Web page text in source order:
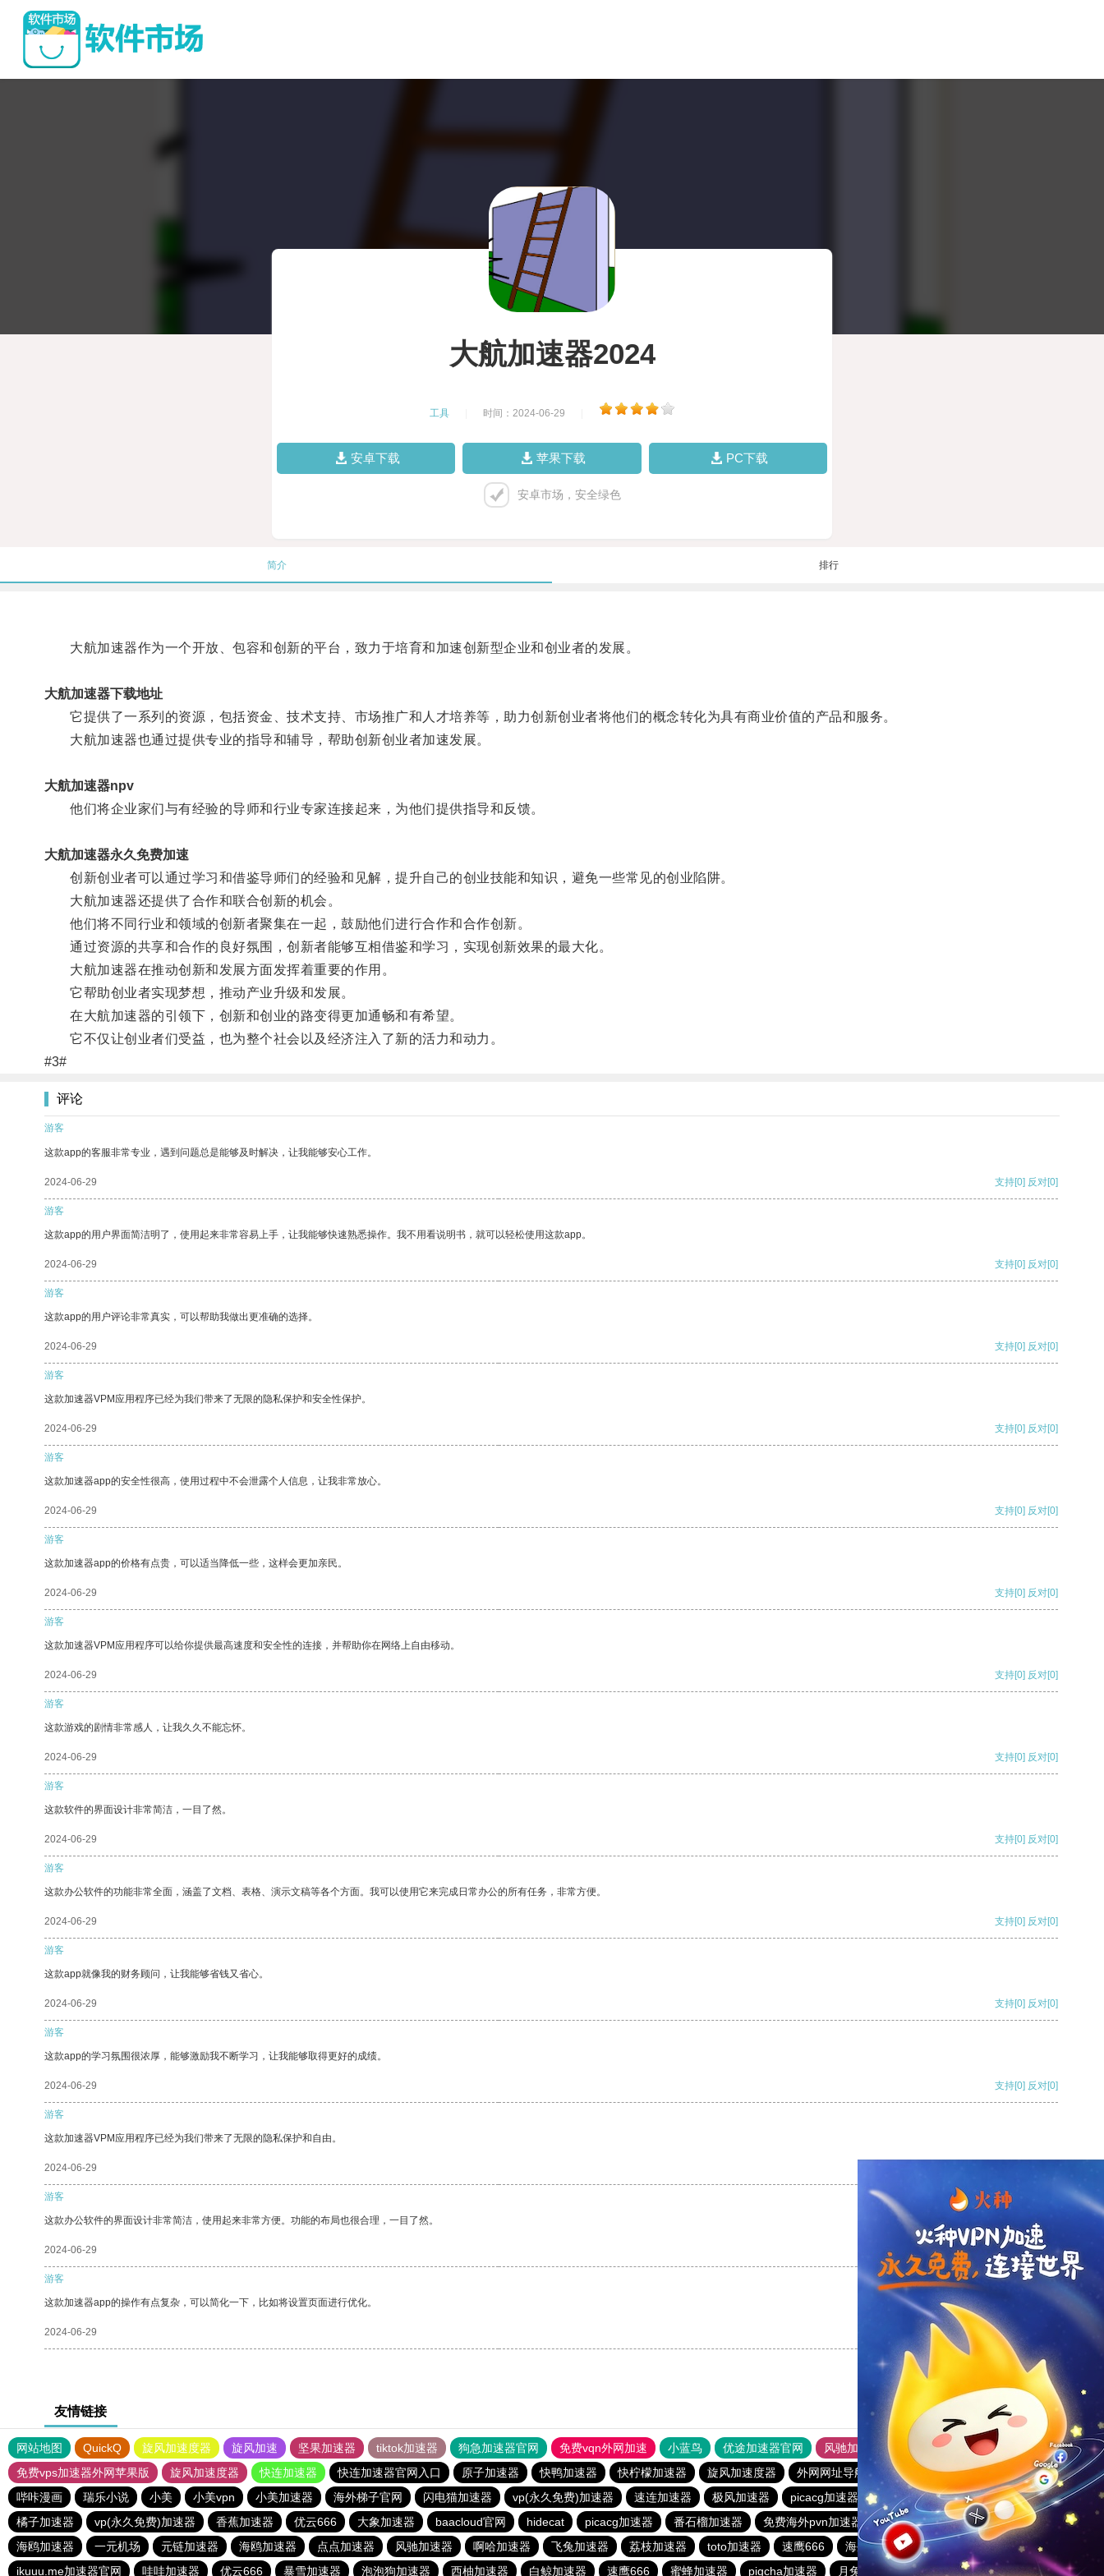
大航加速器2024
工具 时间：2024-06-29
安卓下载 苹果下载 PC下载
安卓市场，安全绿色
简介 排行
大航加速器作为一个开放、包容和创新的平台，致力于培育和加速创新型企业和创业者的发展。
大航加速器下载地址
它提供了一系列的资源，包括资金、技术支持、市场推广和人才培养等，助力创新创业者将他们的概念转化为具有商业价值的产品和服务。
大航加速器也通过提供专业的指导和辅导，帮助创新创业者加速发展。
大航加速器npv
他们将企业家们与有经验的导师和行业专家连接起来，为他们提供指导和反馈。
大航加速器永久免费加速
创新创业者可以通过学习和借鉴导师们的经验和见解，提升自己的创业技能和知识，避免一些常见的创业陷阱。
大航加速器还提供了合作和联合创新的机会。
他们将不同行业和领域的创新者聚集在一起，鼓励他们进行合作和合作创新。
通过资源的共享和合作的良好氛围，创新者能够互相借鉴和学习，实现创新效果的最大化。
大航加速器在推动创新和发展方面发挥着重要的作用。
它帮助创业者实现梦想，推动产业升级和发展。
在大航加速器的引领下，创新和创业的路变得更加通畅和有希望。
它不仅让创业者们受益，也为整个社会以及经济注入了新的活力和动力。
#3#
评论
游客
这款app的客服非常专业，遇到问题总是能够及时解决，让我能够安心工作。
2024-06-29 支持[0] 反对[0]
游客
这款app的用户界面简洁明了，使用起来非常容易上手，让我能够快速熟悉操作。我不用看说明书，就可以轻松使用这款app。
2024-06-29 支持[0] 反对[0]
游客
这款app的用户评论非常真实，可以帮助我做出更准确的选择。
2024-06-29 支持[0] 反对[0]
游客
这款加速器VPM应用程序已经为我们带来了无限的隐私保护和安全性保护。
2024-06-29 支持[0] 反对[0]
游客
这款加速器app的安全性很高，使用过程中不会泄露个人信息，让我非常放心。
2024-06-29 支持[0] 反对[0]
游客
这款加速器app的价格有点贵，可以适当降低一些，这样会更加亲民。
2024-06-29 支持[0] 反对[0]
游客
这款加速器VPM应用程序可以给你提供最高速度和安全性的连接，并帮助你在网络上自由移动。
2024-06-29 支持[0] 反对[0]
游客
这款游戏的剧情非常感人，让我久久不能忘怀。
2024-06-29 支持[0] 反对[0]
游客
这款软件的界面设计非常简洁，一目了然。
2024-06-29 支持[0] 反对[0]
游客
这款办公软件的功能非常全面，涵盖了文档、表格、演示文稿等各个方面。我可以使用它来完成日常办公的所有任务，非常方便。
2024-06-29 支持[0] 反对[0]
游客
这款app就像我的财务顾问，让我能够省钱又省心。
2024-06-29 支持[0] 反对[0]
游客
这款app的学习氛围很浓厚，能够激励我不断学习，让我能够取得更好的成绩。
2024-06-29 支持[0] 反对[0]
游客
这款加速器VPM应用程序已经为我们带来了无限的隐私保护和自由。
2024-06-29
游客
这款办公软件的界面设计非常简洁，使用起来非常方便。功能的布局也很合理，一目了然。
2024-06-29 支持 [0] 反对 [0]
游客
这款加速器app的操作有点复杂，可以简化一下，比如将设置页面进行优化。
2024-06-29 支持
友情链接
网站地图 QuickQ 旋风加速度器 旋风加速 坚果加速器 tiktok加速器 狗急加速器官网 免费vqn外网加速 小蓝鸟 优途加速器官网 风驰加速器
旋风加速器
免费vps加速器外网苹果版
旋风加速度器 快连加速器 快连加速器官网入口 原子加速器 快鸭加速器 快柠檬加速器 旋风加速度器 外网网址导航 软件中心 雷霆加速
狂飙加速器
哔咔漫画
瑞乐小说 小美 小美vpn 小美加速器 海外梯子官网 闪电猫加速器 vp(永久免费)加速器 速连加速器 极风加速器 picacg加速器 小猫咪crash加速器
baacloud官网
橘子加速器
vp(永久免费)加速器 香蕉加速器 优云666 大象加速器 baacloud官网 hidecat picacg加速器 番石榴加速器 免费海外pvn加速器 蚂蚁加速器
hammer加速器
海鸥加速器
一元机场 元链加速器 海鸥加速器 点点加速器 风驰加速器 啊哈加速器 飞兔加速器 荔枝加速器 toto加速器 速鹰666 海外梯子官网
速连加速器
ikuuu.me加速器官网
哇哇加速器 优云666 暴雪加速器 泡泡狗加速器 西柚加速器 白鲸加速器 速鹰666 蜜蜂加速器 pigcha加速器 月兔加速器 起飞加速器 红海pro官网